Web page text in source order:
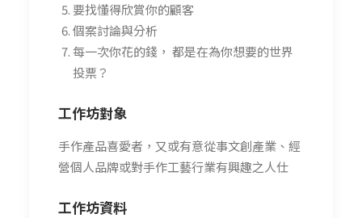
要找懂得欣賞你的顧客
個案討論與分析
每一次你花的錢， 都是在為你想要的世界
投票？
工作坊對象
手作產品喜愛者，又或有意從事文創產業、經
營個人品牌或對手作工藝行業有興趣之人仕
工作坊資料